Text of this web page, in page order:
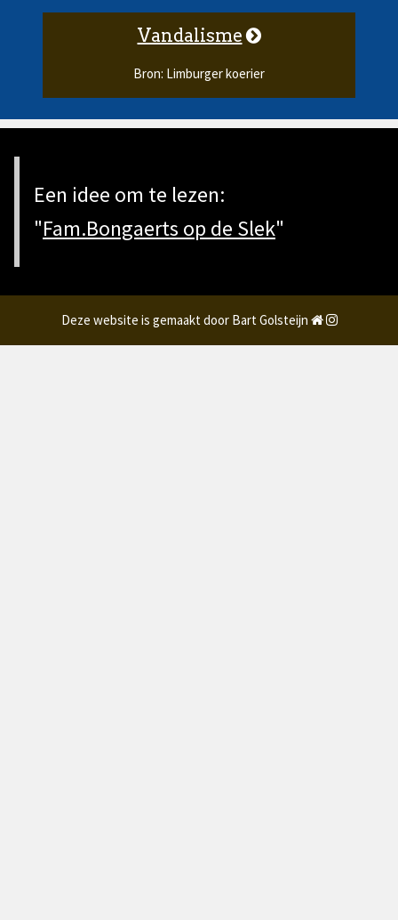
Vandalisme
Bron: Limburger koerier
Een idee om te lezen:
"Fam.Bongaerts op de Slek"
Deze website is gemaakt door Bart Golsteijn